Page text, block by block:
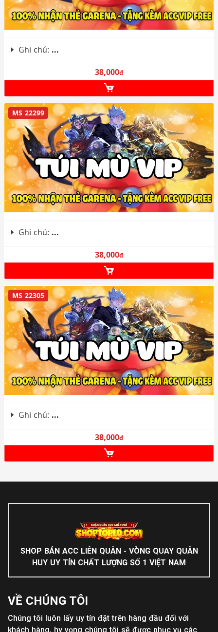
Ghi chú: ...
38,000đ
MS 22299
Ghi chú: ...
38,000đ
MS 22305
Ghi chú: ...
38,000đ
SHOP BÁN ACC LIÊN QUÂN - VÒNG QUAY QUÂN
HUY UY TÍN CHẤT LƯỢNG SỐ 1 VIỆT NAM
VỀ CHÚNG TÔI
Chúng tôi luôn lấy uy tín đặt trên hàng đầu đối với
khách hàng, hy vọng chúng tôi sẽ được phục vụ các